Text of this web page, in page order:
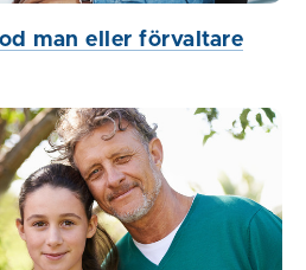
man eller förvaltare